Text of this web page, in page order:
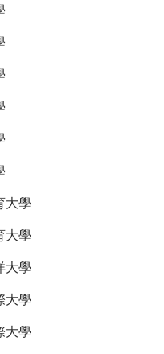
大學
大學
大學
大學
大學